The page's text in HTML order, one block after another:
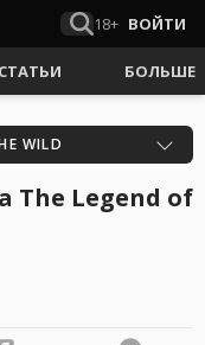
18+ ВОЙТИ
СТАТЬИ БОЛЬШЕ
WILD
The Legend of